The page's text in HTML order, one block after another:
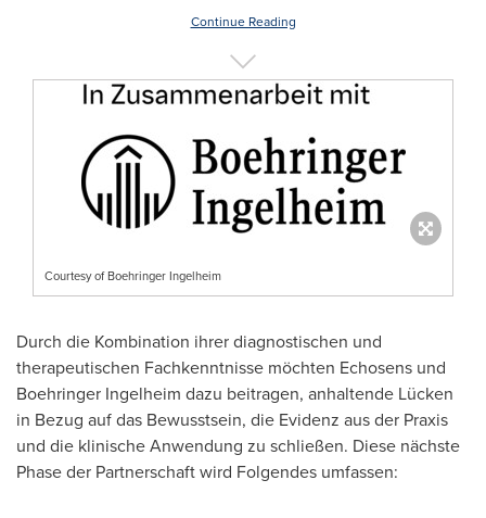
Continue Reading
Courtesy of Boehringer Ingelheim
Durch die Kombination ihrer diagnostischen und
therapeutischen Fachkenntnisse möchten Echosens und
Boehringer Ingelheim dazu beitragen, anhaltende Lücken
in Bezug auf das Bewusstsein, die Evidenz aus der Praxis
und die klinische Anwendung zu schließen. Diese nächste
Phase der Partnerschaft wird Folgendes umfassen: